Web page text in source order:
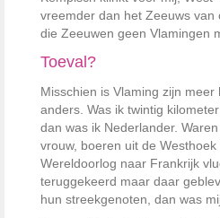
vreemder dan het Zeeuws van
die Zeeuwen geen Vlamingen
Toeval?
Misschien is Vlaming zijn
anders. Was ik twintig
dan was ik Nederlander.
vrouw, boeren uit de
Wereldoorlog naar Frankrijk
teruggekeerd maar daar
hun streekgenoten, dan was